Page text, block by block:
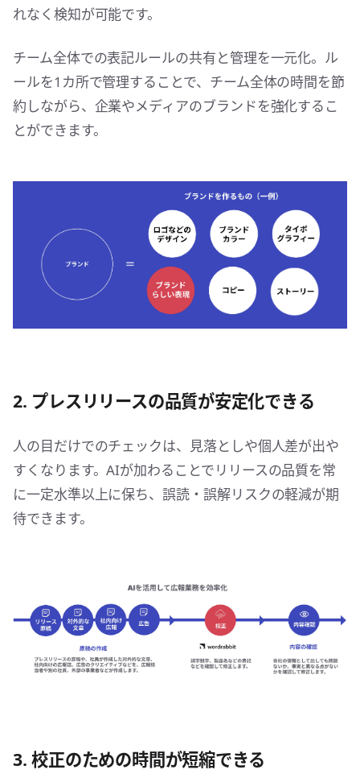
れなく検知が可能です。
チーム全体での表記ルールの共有と管理を一元化。ル
ールを1カ所で管理することで、チーム全体の時間を節
約しながら、企業やメディアのブランドを強化するこ
とができます。
2. プレスリリースの品質が安定化できる
人の目だけでのチェックは、見落としや個人差が出や
すくなります。AIが加わることでリリースの品質を常
に一定水準以上に保ち、誤読・誤解リスクの軽減が期
待できます。
3. 校正のための時間が短縮できる